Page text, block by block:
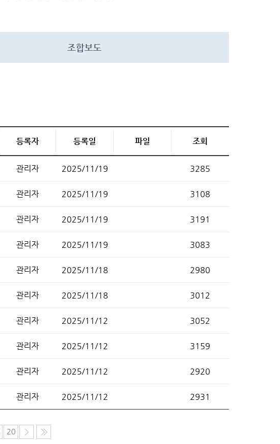
조합보도
등록자 등록일 파일 조회
관리자 2025/11/19 3285
관리자 2025/11/19 3108
관리자 2025/11/19 3191
관리자 2025/11/19 3083
관리자 2025/11/18 2980
관리자 2025/11/18 3012
관리자 2025/11/12 3052
관리자 2025/11/12 3159
관리자 2025/11/12 2920
관리자 2025/11/12 2931
20